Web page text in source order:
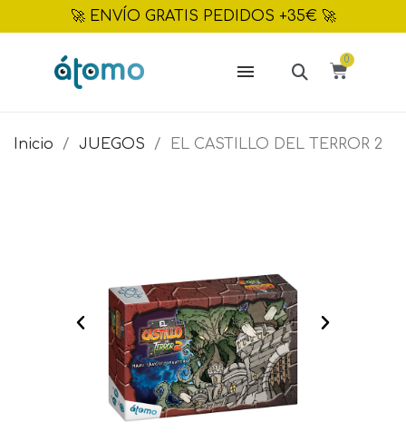
🚀 ENVÍO GRATIS PEDIDOS +35€ 🚀
Inicio JUEGOS EL CASTILLO DEL TERROR 2